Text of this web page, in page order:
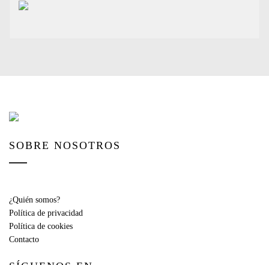
SOBRE NOSOTROS
¿Quién somos?
Política de privacidad
Política de cookies
Contacto